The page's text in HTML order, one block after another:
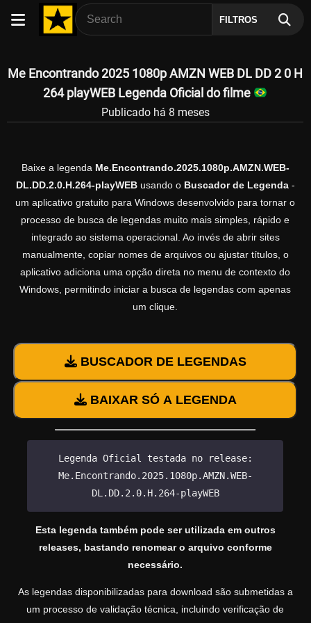
FILTROS
Me Encontrando 2025 1080p AMZN WEB DL DD 2 0 H
264 playWEB Legenda Oficial do filme
Publicado há 8 meses
Baixe a legenda Me.Encontrando.2025.1080p.AMZN.WEB-
DL.DD.2.0.H.264-playWEBusando o Buscador de Legenda-
um aplicativo gratuito para Windows desenvolvido para tornar o
processo de busca de legendas muito mais simples, rápido e
integrado ao sistema operacional. Ao invés de abrir sites
manualmente, copiar nomes de arquivos ou ajustar títulos, o
aplicativo adiciona uma opção direta no menu de contexto do
Windows, permitindo iniciar a busca de legendas com apenas
um clique.
BUSCADOR DE LEGENDAS
BAIXAR SÓ A LEGENDA
Legenda Oficial testada no release:
Me.Encontrando.2025.1080p.AMZN.WEB-
DL.DD.2.0.H.264-playWEB
Esta legenda também pode ser utilizada em outros
releases, bastando renomear o arquivo conforme
necessário.
As legendas disponibilizadas para download são submetidas a
um processo de validação técnica, incluindo verificação de